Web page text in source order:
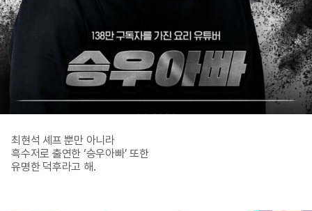
최현석 셰프 뿐만 아니라
흑수저로 출연한 ‘승우아빠’ 또한
유명한 덕후라고 해.